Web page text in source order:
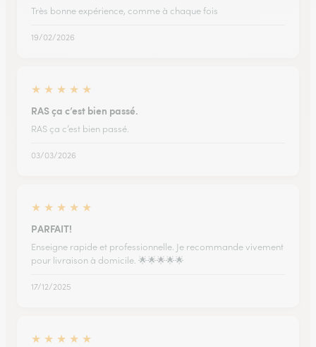
Très bonne expérience, comme à chaque fois
19/02/2026
★ ★ ★ ★ ★
RAS ça c’est bien passé.
RAS ça c’est bien passé.
03/03/2026
★ ★ ★ ★ ★
PARFAIT!
Enseigne rapide et professionnelle. Je recommande vivement
pour livraison à domicile. 🌟🌟🌟🌟🌟
17/12/2025
★ ★ ★ ★ ★